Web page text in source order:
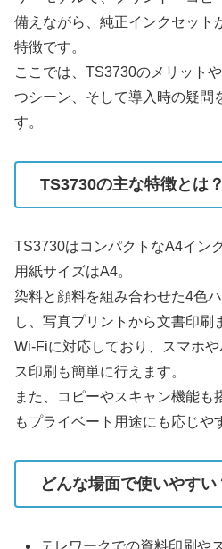
備えながら、純正インクセット
特徴です。
ここでは、TS3730のメリット
つシーン、そして導入時の疑問
す。
TS3730の主な特徴とは？
TS3730はコンパクトなA4イン
用紙サイズはA4。
染料と顔料を組み合わせた4色
し、写真プリントから文書印刷
Wi-Fiに対応しており、スマホ
ス印刷も簡単に行えます。
また、コピーやスキャン機能も
もプライベート用途にも応じや
どんな場面で使いやすい
テレワークでの資料印刷や